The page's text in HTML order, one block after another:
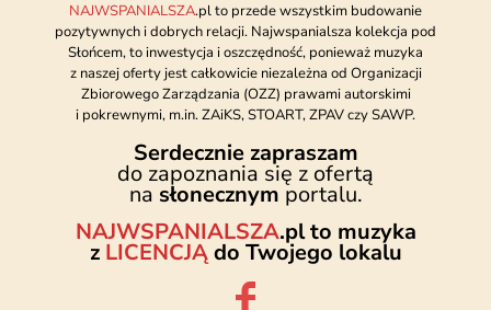
NAJWSPANIALSZA.pl to przede wszystkim budowanie
pozytywnych i dobrych relacji. Najwspanialsza kolekcja pod
Słońcem, to inwestycja i oszczędność, ponieważ muzyka
z naszej oferty jest całkowicie niezależna od Organizacji
Zbiorowego Zarządzania (OZZ) prawami autorskimi
i pokrewnymi, m.in. ZAiKS, STOART, ZPAV czy SAWP.
Serdecznie zapraszam
do zapoznania się z ofertą
na słonecznym portalu.
NAJWSPANIALSZA.pl to muzyka
z LICENCJĄdo Twojego lokalu